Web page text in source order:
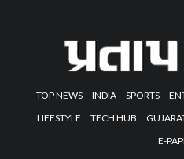
TOP NEWS INDIA SPORTS
LIFESTYLE
TECH HUB
E-